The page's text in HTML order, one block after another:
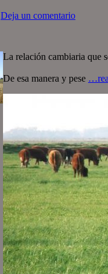
Deja un comentario
La relación cambiaria que
De esa manera y pese